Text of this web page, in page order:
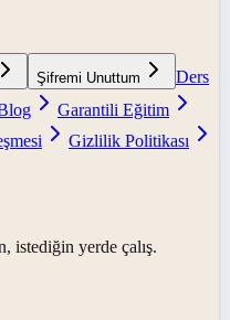
Şifremi Unuttum
Ders
Garantili Eğitim
Gizlilik Politikası
istediğin yerde çalış.